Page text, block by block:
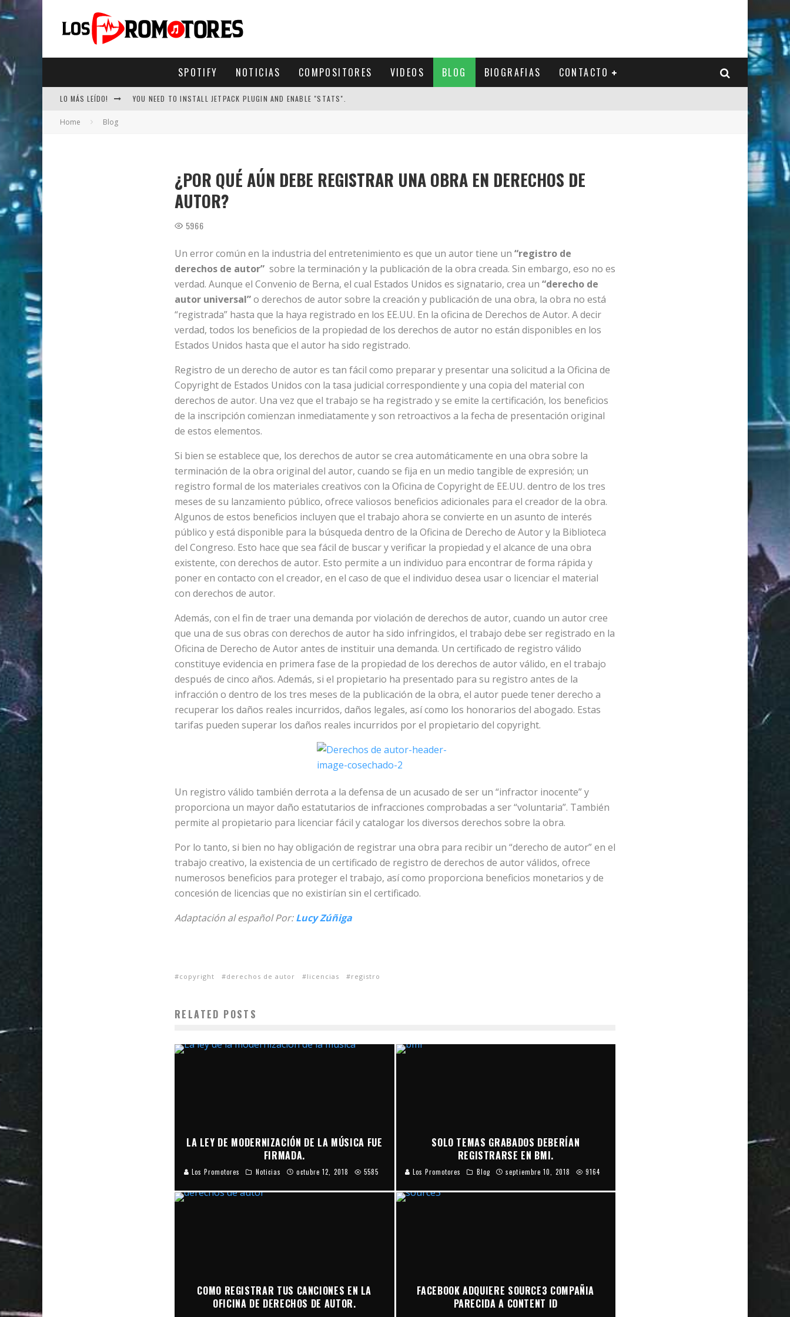
SPOTIFY NOTICIAS COMPOSITORES VIDEOS BLOG BIOGRAFIAS CONTACTO
LO MÁS LEÍDO! YOU NEED TO INSTALL JETPACK PLUGIN AND ENABLE "STATS".
Home Blog
¿POR QUÉ AÚN DEBE REGISTRAR UNA OBRA EN DERECHOS DE
AUTOR?
5966
Un error común en la industria del entretenimiento es que un autor tiene un “registro de
derechos de autor” sobre la terminación y la publicación de la obra creada. Sin embargo, eso no es
verdad. Aunque el Convenio de Berna, el cual Estados Unidos es signatario, crea un “derecho de
autor universal”o derechos de autor sobre la creación y publicación de una obra, la obra no está
“registrada” hasta que la haya registrado en los EE.UU. En la oficina de Derechos de Autor. A decir
verdad, todos los beneficios de la propiedad de los derechos de autor no están disponibles en los
Estados Unidos hasta que el autor ha sido registrado.
Registro de un derecho de autor es tan fácil como preparar y presentar una solicitud a la Oficina de
Copyright de Estados Unidos con la tasa judicial correspondiente y una copia del material con
derechos de autor. Una vez que el trabajo se ha registrado y se emite la certificación, los beneficios
de la inscripción comienzan inmediatamente y son retroactivos a la fecha de presentación original
de estos elementos.
Si bien se establece que, los derechos de autor se crea automáticamente en una obra sobre la
terminación de la obra original del autor, cuando se fija en un medio tangible de expresión; un
registro formal de los materiales creativos con la Oficina de Copyright de EE.UU. dentro de los tres
meses de su lanzamiento público, ofrece valiosos beneficios adicionales para el creador de la obra.
Algunos de estos beneficios incluyen que el trabajo ahora se convierte en un asunto de interés
público y está disponible para la búsqueda dentro de la Oficina de Derecho de Autor y la Biblioteca
del Congreso. Esto hace que sea fácil de buscar y verificar la propiedad y el alcance de una obra
existente, con derechos de autor. Esto permite a un individuo para encontrar de forma rápida y
poner en contacto con el creador, en el caso de que el individuo desea usar o licenciar el material
con derechos de autor.
Además, con el fin de traer una demanda por violación de derechos de autor, cuando un autor cree
que una de sus obras con derechos de autor ha sido infringidos, el trabajo debe ser registrado en la
Oficina de Derecho de Autor antes de instituir una demanda. Un certificado de registro válido
constituye evidencia en primera fase de la propiedad de los derechos de autor válido, en el trabajo
después de cinco años. Además, si el propietario ha presentado para su registro antes de la
infracción o dentro de los tres meses de la publicación de la obra, el autor puede tener derecho a
recuperar los daños reales incurridos, daños legales, así como los honorarios del abogado. Estas
tarifas pueden superar los daños reales incurridos por el propietario del copyright.
Un registro válido también derrota a la defensa de un acusado de ser un “infractor inocente” y
proporciona un mayor daño estatutarios de infracciones comprobadas a ser “voluntaria”. También
permite al propietario para licenciar fácil y catalogar los diversos derechos sobre la obra.
Por lo tanto, si bien no hay obligación de registrar una obra para recibir un “derecho de autor” en el
trabajo creativo, la existencia de un certificado de registro de derechos de autor válidos, ofrece
numerosos beneficios para proteger el trabajo, así como proporciona beneficios monetarios y de
concesión de licencias que no existirían sin el certificado.
Adaptación al españolPor: Lucy Zúñiga
copyright derechos de autor licencias registro
RELATED POSTS
LA LEY DE MODERNIZACIÓN DE LA MÚSICA FUE
FIRMADA.
Los Promotores Noticias octubre 12, 2018 5585
SOLO TEMAS GRABADOS DEBERÍAN
REGISTRARSE EN BMI.
Los Promotores Blog septiembre 10, 2018 9164
COMO REGISTRAR TUS CANCIONES EN LA
OFICINA DE DERECHOS DE AUTOR.
FACEBOOK ADQUIERE SOURCE3 COMPAÑIA
PARECIDA A CONTENT ID